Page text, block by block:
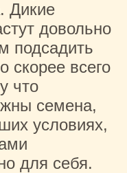
Дикие
довольно
подсадить
скорее всего
что
семена,
условиях,
для себя.